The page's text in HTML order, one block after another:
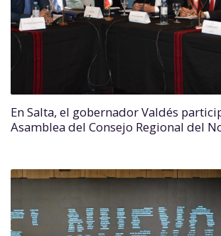
En Salta, el gobernador Valdés
Asamblea del Consejo Regional del